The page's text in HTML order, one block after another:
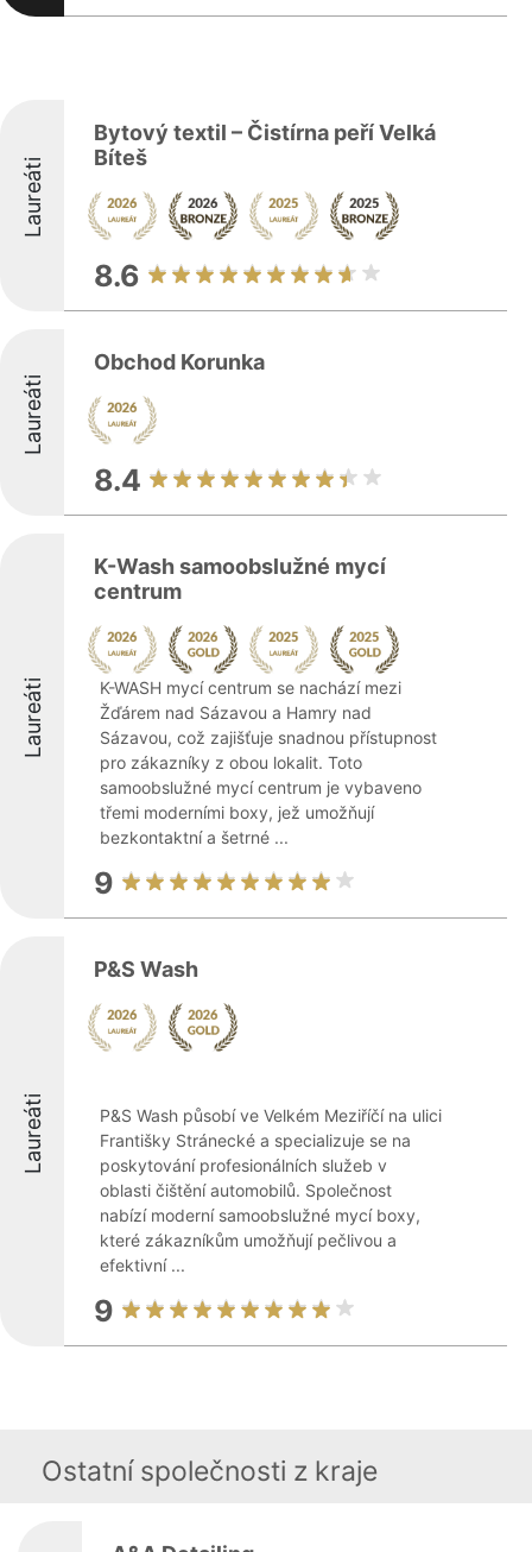
Laureáti
Bytový textil – Čistírna peří Velká
Bíteš
8.6
Laureáti
Obchod Korunka
8.4
Laureáti
K-Wash samoobslužné mycí
centrum
K-WASH mycí centrum se nachází mezi
Žďárem nad Sázavou a Hamry nad
Sázavou, což zajišťuje snadnou přístupnost
pro zákazníky z obou lokalit. Toto
samoobslužné mycí centrum je vybaveno
třemi moderními boxy, jež umožňují
bezkontaktní a šetrné ...
9
Laureáti
P&S Wash
P&S Wash působí ve Velkém Meziříčí na ulici
Františky Stránecké a specializuje se na
poskytování profesionálních služeb v
oblasti čištění automobilů. Společnost
nabízí moderní samoobslužné mycí boxy,
které zákazníkům umožňují pečlivou a
efektivní ...
9
Ostatní společnosti z kraje